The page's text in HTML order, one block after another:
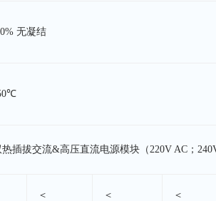
无凝结
插拔交流&高压直流电源模块（220V AC；
＜
＜
＜